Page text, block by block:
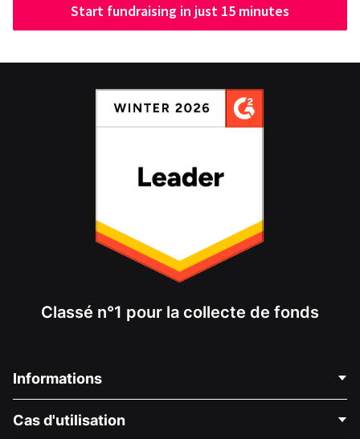
Start fundraising in just 15 minutes
Classé n°1 pour la collecte de fonds
Informations
À propos de nous
Cas d'utilisation